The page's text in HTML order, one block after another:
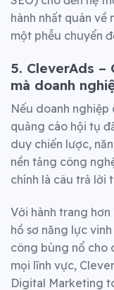
hành nhất quán về
một phễu chuyển
5. CleverAds
mà doanh
Nếu doanh
quảng cáo hội tụ
duy chiến lược,
nền tảng công
chính là câu trả lời
Với hành trang hơn
hồ sơ năng lực
công bùng nổ cho
mọi lĩnh vực,
Digital Marketing